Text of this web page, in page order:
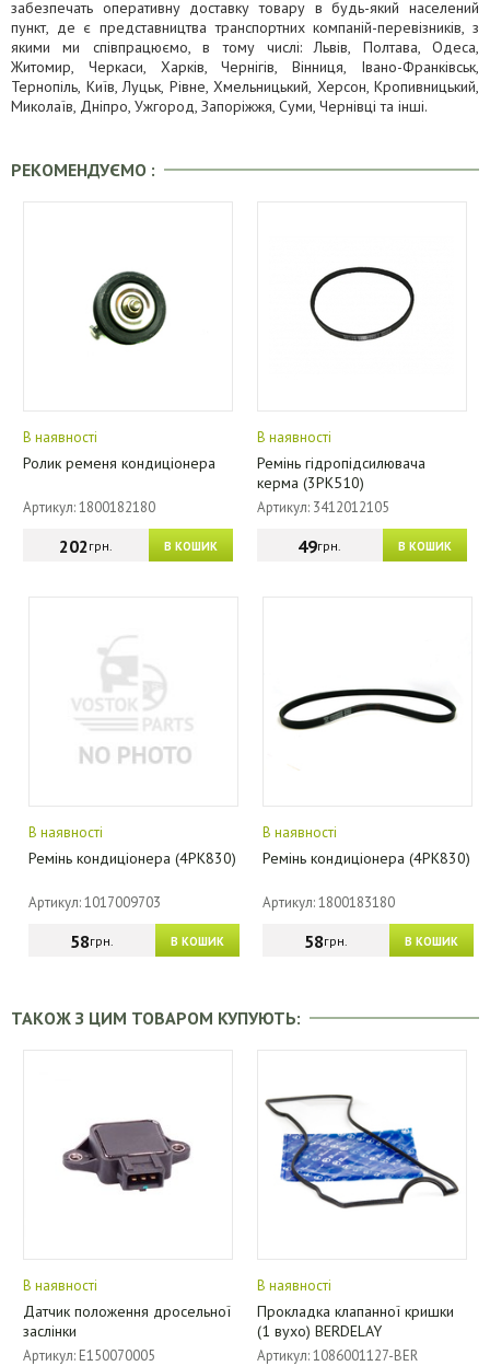
забезпечать оперативну доставку товару в будь-який населений
пункт, де є представництва транспортних компаній-перевізників, з
якими ми співпрацюємо, в тому числі: Львів, Полтава, Одеса,
Житомир, Черкаси, Харків, Чернігів, Вінниця, Івано-Франківськ,
Тернопіль, Київ, Луцьк, Рівне, Хмельницький, Херсон, Кропивницький,
Миколаїв, Дніпро, Ужгород, Запоріжжя, Суми, Чернівці та інші.
РЕКОМЕНДУЄМО :
В наявності
Ролик ременя кондиціонера
Артикул: 1800182180
В КОШИК
202грн.
В наявності
Ремінь гідропідсилювача
керма (3РК510)
Артикул: 3412012105
В КОШИК
49грн.
В наявності
Ремінь кондиціонера (4PK830)
Артикул: 1017009703
В КОШИК
58грн.
В наявності
Ремінь кондиціонера (4PK830)
Артикул: 1800183180
В КОШИК
58грн.
ТАКОЖ З ЦИМ ТОВАРОМ КУПУЮТЬ:
В наявності
Датчик положення дросельної
заслінки
Артикул: E150070005
В наявності
Прокладка клапанної кришки
(1 вухо) BERDELAY
Артикул: 1086001127-BER